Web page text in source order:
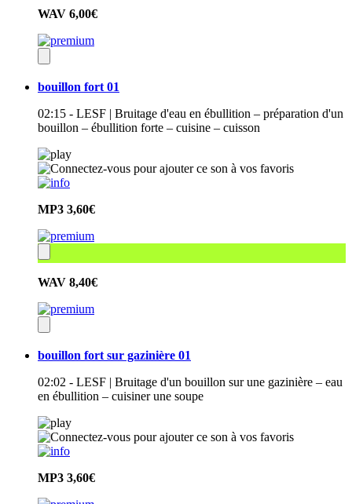
WAV 6,00€
bouillon fort 01
02:15 - LESF | Bruitage d'eau en ébullition – préparation d'un
bouillon – ébullition forte – cuisine – cuisson
MP3 3,60€
WAV 8,40€
bouillon fort sur gazinière 01
02:02 - LESF | Bruitage d'un bouillon sur une gazinière – eau
en ébullition – cuisiner une soupe
MP3 3,60€